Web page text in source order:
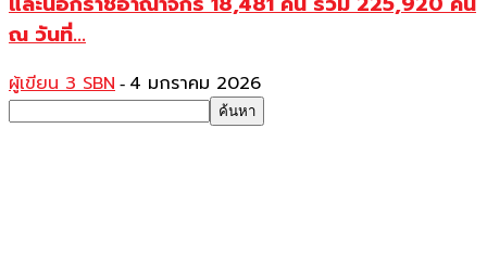
ณ วันที่...
ผู้เขียน 3 SBN - 4 มกราคม 2026